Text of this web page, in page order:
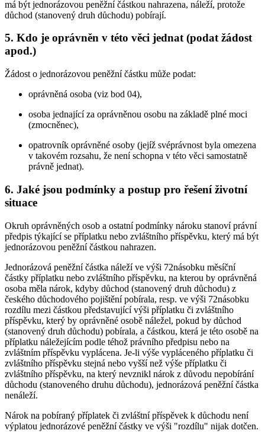
má být jednorázovou peněžní částkou nahrazena, náleží, protože
důchod (stanovený druh důchodu) pobírají.
5. Kdo je oprávněn v této věci jednat (podat žádost
apod.)
Žádost o jednorázovou peněžní částku může podat:
oprávněná osoba (viz bod 04),
osoba jednající za oprávněnou osobu na základě plné moci
(zmocněnec),
opatrovník oprávněné osoby (jejíž svéprávnost byla omezena
v takovém rozsahu, že není schopna v této věci samostatně
právně jednat).
6. Jaké jsou podmínky a postup pro řešení životní
situace
Okruh oprávněných osob a ostatní podmínky nároku stanoví právní
předpis týkající se příplatku nebo zvláštního příspěvku, který má být
jednorázovou peněžní částkou nahrazen.
Jednorázová peněžní částka náleží ve výši 72násobku měsíční
částky příplatku nebo zvláštního příspěvku, na kterou by oprávněná
osoba měla nárok, kdyby důchod (stanovený druh důchodu) z
českého důchodového pojištění pobírala, resp. ve výši 72násobku
rozdílu mezi částkou představující výši příplatku či zvláštního
příspěvku, který by oprávněné osobě náležel, pokud by důchod
(stanovený druh důchodu) pobírala, a částkou, která je této osobě na
příplatku náležejícím podle téhož právního předpisu nebo na
zvláštním příspěvku vyplácena. Je-li výše vypláceného příplatku či
zvláštního příspěvku stejná nebo vyšší než výše příplatku či
zvláštního příspěvku, na který nevznikl nárok z důvodu nepobírání
důchodu (stanoveného druhu důchodu), jednorázová peněžní částka
nenáleží.
Nárok na pobíraný příplatek či zvláštní příspěvek k důchodu není
výplatou jednorázové peněžní částky ve výši "rozdílu" nijak dotčen.